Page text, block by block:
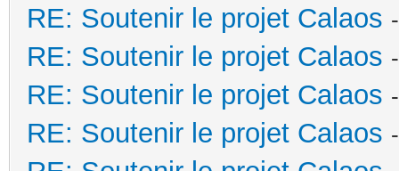
RE: Soutenir le projet Calaos
RE: Soutenir le projet Calaos
RE: Soutenir le projet Calaos
RE: Soutenir le projet Calaos